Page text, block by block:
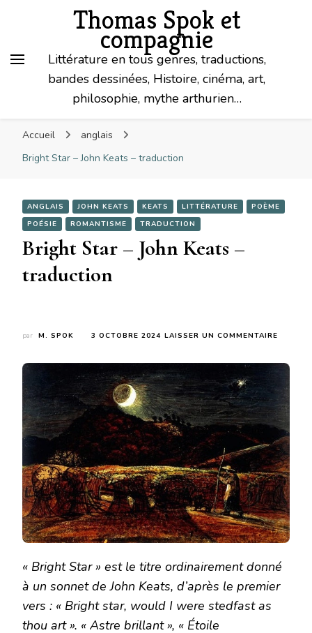
Thomas Spok et
compagnie
Littérature en tous genres, traductions,
bandes dessinées, Histoire, cinéma, art,
philosophie, mythe arthurien…
Accueil
anglais
Bright Star – John Keats – traduction
ANGLAIS JOHN KEATS KEATS LITTÉRATURE
POÈME
POÉSIE
ROMANTISME TRADUCTION
Bright Star – John Keats –
traduction
par M. SPOK 3 OCTOBRE 2024 LAISSER UN COMMENTAIRE
KEATS
« Bright Star » est le titre ordinairement donné
à un sonnet de John Keats, d’après le premier
vers : « Bright star, would I were stedfast as
thou art ». « Astre brillant », « Étoile